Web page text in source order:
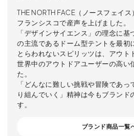
THE NORTH FACE（ノースフェイ
フランシスコで産声を上げました。
「デザインサイエンス」の理念に基
の主流であるドーム型テントを最初
とらわれないスピリッツは、アウト
世界中のアウトドアユーザーの高い
た。
「どんなに難しい挑戦や冒険であっ
り組んでいく」精神は今もブランド
す。
ブランド商品一覧